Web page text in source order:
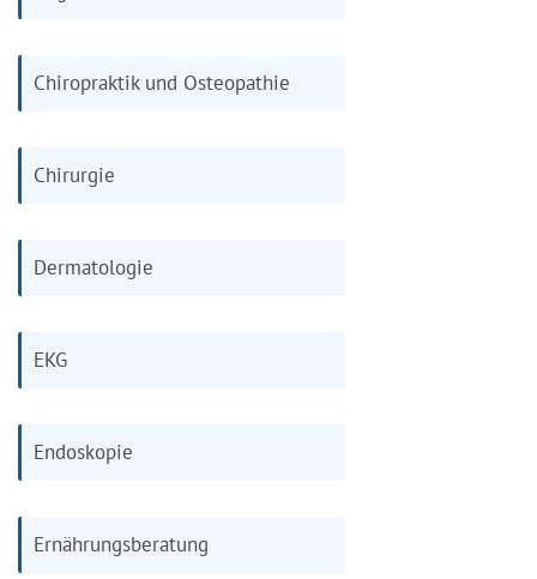
Chiropraktik und Osteopathie
Chirurgie
Dermatologie
EKG
Endoskopie
Ernährungsberatung